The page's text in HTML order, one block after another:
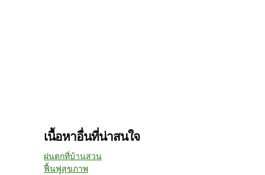
เนื้อหาอื่นที่น่าสนใจ
ฝนตกที่บ้านสวน
ฟื้นฟูสุขภาพ